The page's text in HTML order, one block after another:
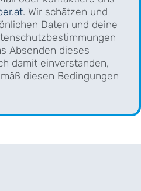
. Wir schätzen und
Daten und deine
Absenden dieses
damit einverstanden,
diesen Bedingungen